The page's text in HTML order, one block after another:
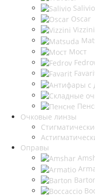
Salivio
Oscar
Vizzini
Мост
Очковые линзы
Оправы